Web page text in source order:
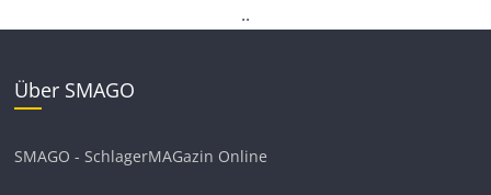
..
Über SMAGO
SMAGO - SchlagerMAGazin Online